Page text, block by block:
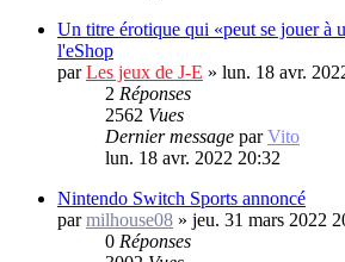
Un titre érotique qui «peut se jouer à
l'eShop
parLes jeux de J-E » lun. 18 avr.
2 Réponses
2562 Vues
Dernier message parVito
lun. 18 avr. 2022 20:32
Nintendo Switch Sports annoncé
parmilhouse08 » jeu. 31 mars 2022
0 Réponses